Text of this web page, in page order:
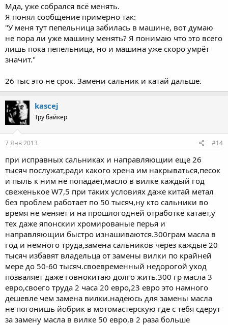
Мда, уже собрался всё менять.
Я понял сообщение примерно так:
"У меня тут пепельница забилась в машине, вот думаю
не пора ли уже машину менять? Я понимаю что это всего
лишь пока пепельница, но и машина уже скоро умрёт
значит."
26 тыс это не срок. Замени сальник и катай дальше.
kascej
Тру байкер
7 Янв 2013 #14
при исправных сальниках и направляющии еще 26
тысяч послужат,ради какого хрена им накрываться,песок
и пыль к ним не попадает,масло в вилке каждый год
свеженькое W7,5 при таких условиях даже китай метал
без проблем работает по 50 тысяч,ну кто сальники во
время не меняет и на прошлогодней отработке катает,у
тех даже японскии хромированые перья и
направляющии быстро изнашиваются.300грам масла в
год и немного труда,замена сальников через каждые 20
тысяч избавят владельца от замены вилки по крайней
мере до 50-60 тысяч.своевременный недорогой уход
позваляет даже говнокитаю долго жить.300 гр масла 3
евро,своего труда 2 часа 20 евро,23 евро это намного
дешевле чем замена вилки.надеюсь для замены масла
не погонишь йобрик в мотомастерскую где с тебя сдерут
за замену масла в вилке 50 евро,в 2 раза больше